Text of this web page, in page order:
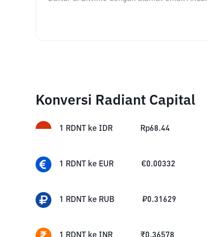
Konversi Radiant Capital
1 RDNT ke IDR Rp68.44
1 RDNT ke EUR €0.00332
1 RDNT ke RUB ₽0.31629